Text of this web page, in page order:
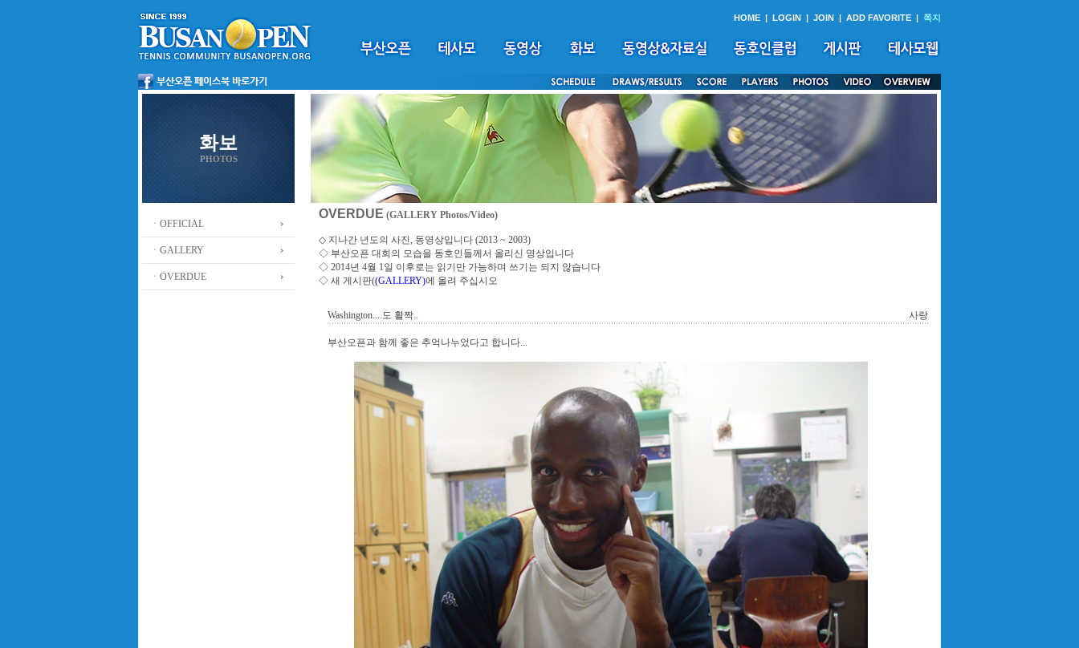
HOME | LOGIN | JOIN | ADD FAVORITE | 쪽지
화보
PHOTOS
ㆍOFFICIAL
ㆍGALLERY
ㆍOVERDUE
OVERDUE (GALLERY Photos/Video)
◇ 지나간 년도의 사진, 동영상입니다 (2013 ~ 2003)
◇ 부산오픈 대회의 모습을 동호인들께서 올리신 영상입니다
◇ 2014년 4월 1일 이후로는 읽기만 가능하며 쓰기는 되지 않습니다
◇ 새 게시판((GALLERY)에 올려 주십시오
Washington....도 활짝.. 사랑
부산오픈과 함께 좋은 추억나누었다고 합니다...